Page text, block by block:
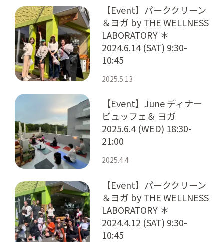
【Event】パーククリーン
＆ヨガ by THE WELLNESS
LABORATORY ＊
2024.6.14 (SAT) 9:30-
10:45
2025.5.13
【Event】June ディナー
ビュッフェ＆ ヨガ
2025.6.4 (WED) 18:30-
21:00
2025.4.4
【Event】パーククリーン
＆ヨガ by THE WELLNESS
LABORATORY ＊
2024.4.12 (SAT) 9:30-
10:45